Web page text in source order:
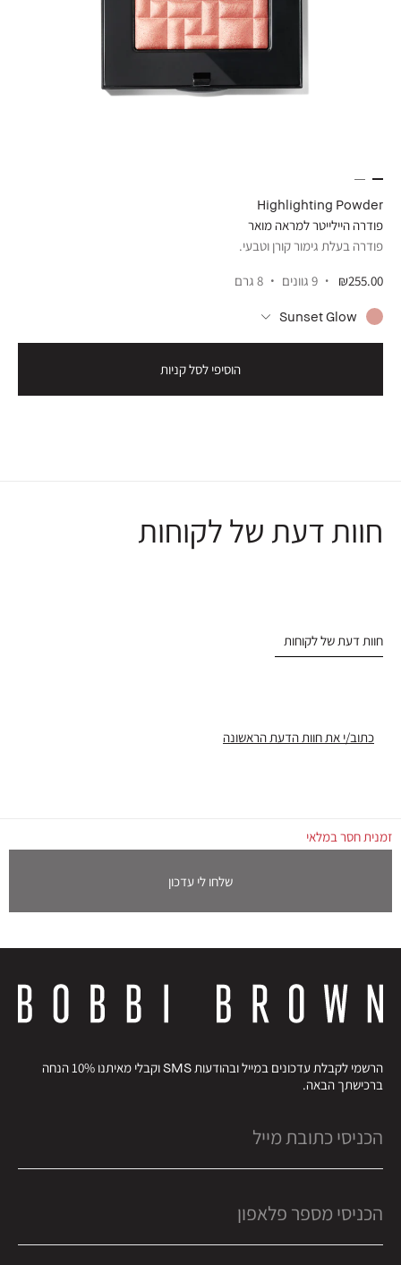
Highlighting Powder
פודרה היילייטר למראה מואר
פודרה בעלת גימור קורן וטבעי.
₪255.00 9 גוונים 8 גרם
Sunset Glow
הוסיפי לסל קניות
חוות דעת של לקוחות
חוות דעת של לקוחות
כתוב/י את חוות הדעת הראשונה
זמנית חסר במלאי
שלחו לי עדכון
הרשמי לקבלת עדכונים במייל ובהודעות SMS וקבלי מאיתנו 10% הנחה
ברכישתך הבאה.